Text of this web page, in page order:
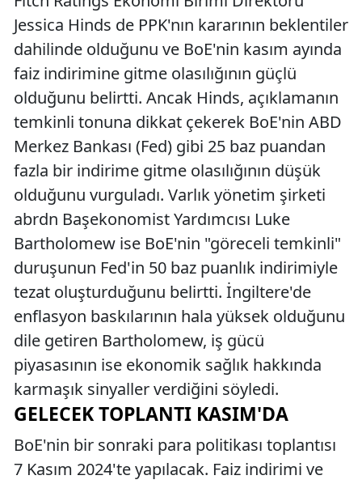
Jessica Hinds de PPK'nın kararının beklentiler
dahilinde olduğunu ve BoE'nin kasım ayında
faiz indirimine gitme olasılığının güçlü
olduğunu belirtti. Ancak Hinds, açıklamanın
temkinli tonuna dikkat çekerek BoE'nin ABD
Merkez Bankası (Fed) gibi 25 baz puandan
fazla bir indirime gitme olasılığının düşük
olduğunu vurguladı. Varlık yönetim şirketi
abrdn Başekonomist Yardımcısı Luke
Bartholomew ise BoE'nin "göreceli temkinli"
duruşunun Fed'in 50 baz puanlık indirimiyle
tezat oluşturduğunu belirtti. İngiltere'de
enflasyon baskılarının hala yüksek olduğunu
dile getiren Bartholomew, iş gücü
piyasasının ise ekonomik sağlık hakkında
karmaşık sinyaller verdiğini söyledi.
GELECEK TOPLANTI KASIM'DA
BoE'nin bir sonraki para politikası toplantısı
7 Kasım 2024'te yapılacak. Faiz indirimi ve